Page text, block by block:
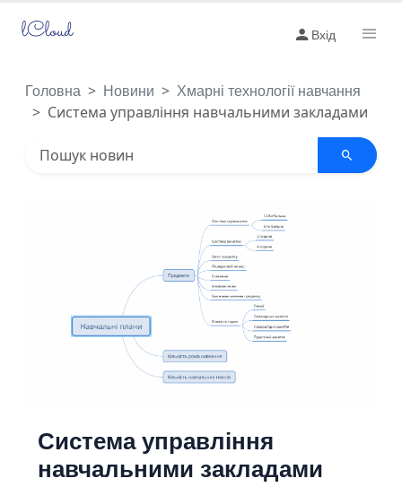
lCloud Вхід
Головна Новини Хмарні технології навчання
Система управління навчальними закладами
Система управління
навчальними закладами